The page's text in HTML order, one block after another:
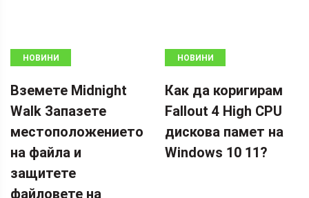
НОВИНИ
Вземете Midnight
Walk Запазете
местоположението
на файла и
защитете
файловете на
НОВИНИ
Как да коригирам
Fallout 4 High CPU
дискова памет на
Windows 10 11?